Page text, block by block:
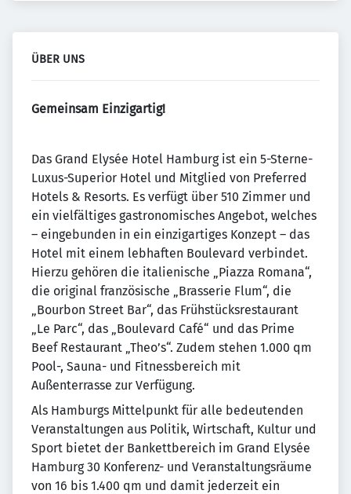
ÜBER UNS
Gemeinsam Einzigartig!
Das Grand Elysée Hotel Hamburg ist ein 5-Sterne-
Luxus-Superior Hotel und Mitglied von Preferred
Hotels & Resorts. Es verfügt über 510 Zimmer und
ein vielfältiges gastronomisches Angebot, welches
– eingebunden in ein einzigartiges Konzept – das
Hotel mit einem lebhaften Boulevard verbindet.
Hierzu gehören die italienische „Piazza Romana“,
die original französische „Brasserie Flum“, die
„Bourbon Street Bar“, das Frühstücksrestaurant
„Le Parc“, das „Boulevard Café“ und das Prime
Beef Restaurant „Theo’s“. Zudem stehen 1.000 qm
Pool-, Sauna- und Fitnessbereich mit
Außenterrasse zur Verfügung.
Als Hamburgs Mittelpunkt für alle bedeutenden
Veranstaltungen aus Politik, Wirtschaft, Kultur und
Sport bietet der Bankettbereich im Grand Elysée
Hamburg 30 Konferenz- und Veranstaltungsräume
von 16 bis 1.400 qm und damit jederzeit ein